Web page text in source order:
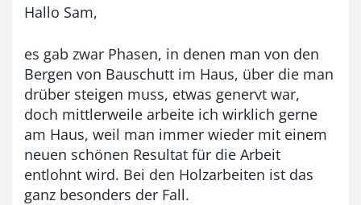
Hallo Sam,
es gab zwar Phasen, in denen man von den
Bergen von Bauschutt im Haus, über die man
drüber steigen muss, etwas genervt war,
doch mittlerweile arbeite ich wirklich gerne
am Haus, weil man immer wieder mit einem
neuen schönen Resultat für die Arbeit
entlohnt wird. Bei den Holzarbeiten ist das
ganz besonders der Fall.